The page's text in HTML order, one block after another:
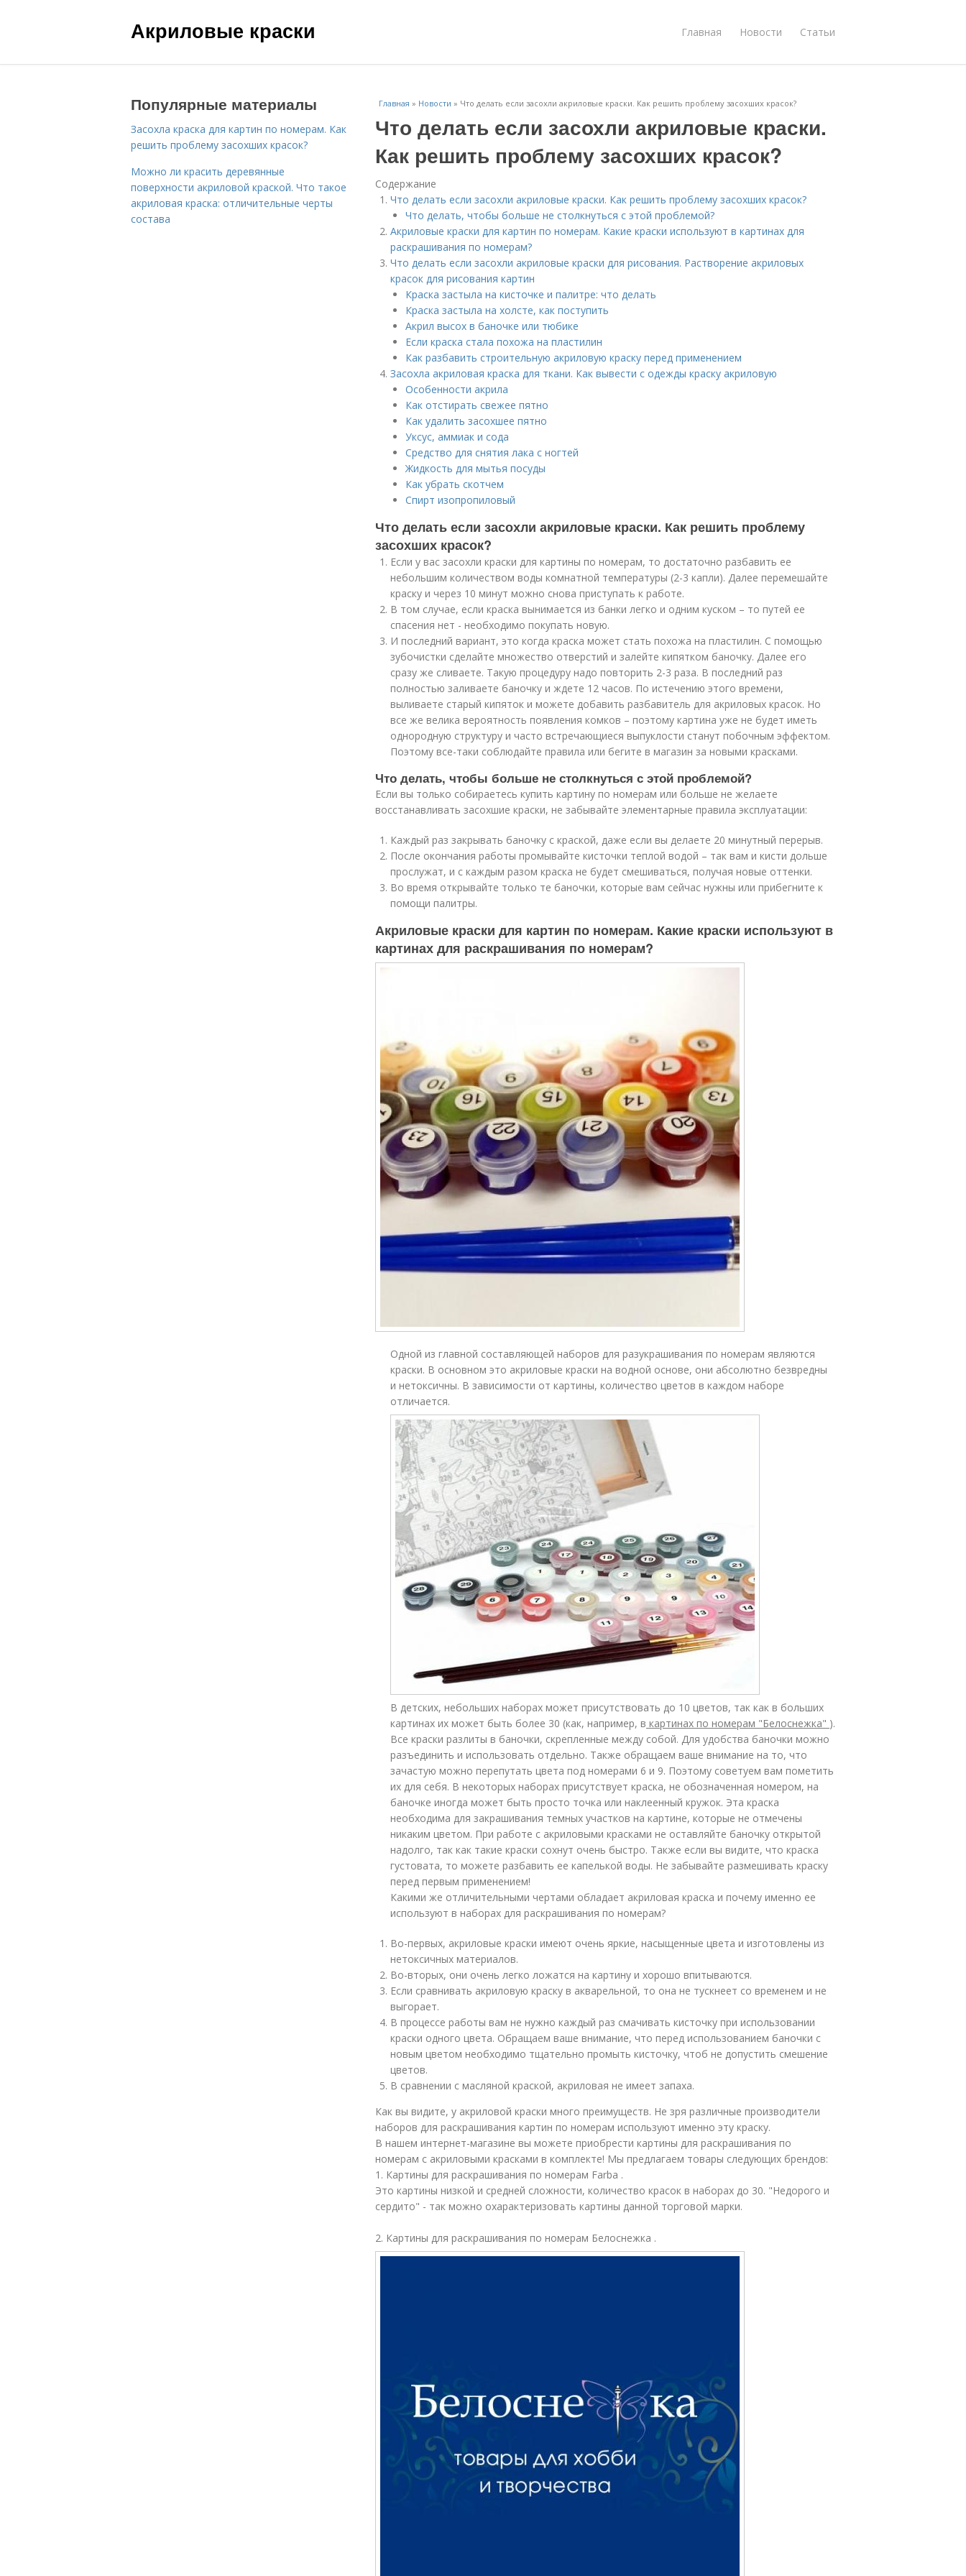
Акриловые краски Главная Новости Статьи
Главная » Новости » Что делать если засохли акриловые краски. Как решить проблему засохших красок?
Что делать если засохли акриловые краски.
Как решить проблему засохших красок?
Содержание
Что делать если засохли акриловые краски. Как решить проблему засохших красок?
Что делать, чтобы больше не столкнуться с этой проблемой?
Акриловые краски для картин по номерам. Какие краски используют в картинах для
раскрашивания по номерам?
Что делать если засохли акриловые краски для рисования. Растворение акриловых
красок для рисования картин
Краска застыла на кисточке и палитре: что делать
Краска застыла на холсте, как поступить
Акрил высох в баночке или тюбике
Если краска стала похожа на пластилин
Как разбавить строительную акриловую краску перед применением
Засохла акриловая краска для ткани. Как вывести с одежды краску акриловую
Особенности акрила
Как отстирать свежее пятно
Как удалить засохшее пятно
Уксус, аммиак и сода
Средство для снятия лака с ногтей
Жидкость для мытья посуды
Как убрать скотчем
Спирт изопропиловый
Что делать если засохли акриловые краски. Как решить проблему
засохших красок?
Если у вас засохли краски для картины по номерам, то достаточно разбавить ее
небольшим количеством воды комнатной температуры (2-3 капли). Далее перемешайте
краску и через 10 минут можно снова приступать к работе.
В том случае, если краска вынимается из банки легко и одним куском – то путей ее
спасения нет - необходимо покупать новую.
И последний вариант, это когда краска может стать похожа на пластилин. С помощью
зубочистки сделайте множество отверстий и залейте кипятком баночку. Далее его
сразу же сливаете. Такую процедуру надо повторить 2-3 раза. В последний раз
полностью заливаете баночку и ждете 12 часов. По истечению этого времени,
выливаете старый кипяток и можете добавить разбавитель для акриловых красок. Но
все же велика вероятность появления комков – поэтому картина уже не будет иметь
однородную структуру и часто встречающиеся выпуклости станут побочным эффектом.
Поэтому все-таки соблюдайте правила или бегите в магазин за новыми красками.
Что делать, чтобы больше не столкнуться с этой проблемой?
Если вы только собираетесь купить картину по номерам или больше не желаете
восстанавливать засохшие краски, не забывайте элементарные правила эксплуатации:
Каждый раз закрывать баночку с краской, даже если вы делаете 20 минутный перерыв.
После окончания работы промывайте кисточки теплой водой – так вам и кисти дольше
прослужат, и с каждым разом краска не будет смешиваться, получая новые оттенки.
Во время открывайте только те баночки, которые вам сейчас нужны или прибегните к
помощи палитры.
Акриловые краски для картин по номерам. Какие краски используют в
картинах для раскрашивания по номерам?
Одной из главной составляющей наборов для разукрашивания по номерам являются
краски. В основном это акриловые краски на водной основе, они абсолютно безвредны
и нетоксичны. В зависимости от картины, количество цветов в каждом наборе
отличается.
В детских, небольших наборах может присутствовать до 10 цветов, так как в больших
картинах их может быть более 30 (как, например, в картинах по номерам "Белоснежка" ).
Все краски разлиты в баночки, скрепленные между собой. Для удобства баночки можно
разъединить и использовать отдельно. Также обращаем ваше внимание на то, что
зачастую можно перепутать цвета под номерами 6 и 9. Поэтому советуем вам пометить
их для себя. В некоторых наборах присутствует краска, не обозначенная номером, на
баночке иногда может быть просто точка или наклеенный кружок. Эта краска
необходима для закрашивания темных участков на картине, которые не отмечены
никаким цветом. При работе с акриловыми красками не оставляйте баночку открытой
надолго, так как такие краски сохнут очень быстро. Также если вы видите, что краска
густовата, то можете разбавить ее капелькой воды. Не забывайте размешивать краску
перед первым применением!
Какими же отличительными чертами обладает акриловая краска и почему именно ее
используют в наборах для раскрашивания по номерам?
Во-первых, акриловые краски имеют очень яркие, насыщенные цвета и изготовлены из
нетоксичных материалов.
Во-вторых, они очень легко ложатся на картину и хорошо впитываются.
Если сравнивать акриловую краску в акварельной, то она не тускнеет со временем и не
выгорает.
В процессе работы вам не нужно каждый раз смачивать кисточку при использовании
краски одного цвета. Обращаем ваше внимание, что перед использованием баночки с
новым цветом необходимо тщательно промыть кисточку, чтоб не допустить смешение
цветов.
В сравнении с масляной краской, акриловая не имеет запаха.
Как вы видите, у акриловой краски много преимуществ. Не зря различные производители
наборов для раскрашивания картин по номерам используют именно эту краску.
В нашем интернет-магазине вы можете приобрести картины для раскрашивания по
номерам с акриловыми красками в комплекте! Мы предлагаем товары следующих брендов:
1. Картины для раскрашивания по номерам Farba .
Это картины низкой и средней сложности, количество красок в наборах до 30. "Недорого и
сердито" - так можно охарактеризовать картины данной торговой марки.
2. Картины для раскрашивания по номерам Белоснежка .
Популярные материалы
Засохла краска для картин по номерам. Как
решить проблему засохших красок?
Можно ли красить деревянные
поверхности акриловой краской. Что такое
акриловая краска: отличительные черты
состава